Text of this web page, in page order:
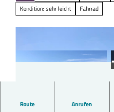
Kondition: sehr leicht
Fahrrad
Route Anrufen